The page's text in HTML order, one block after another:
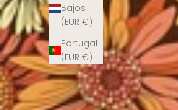
Bajos
(EUR €)
Portugal
(EUR €)